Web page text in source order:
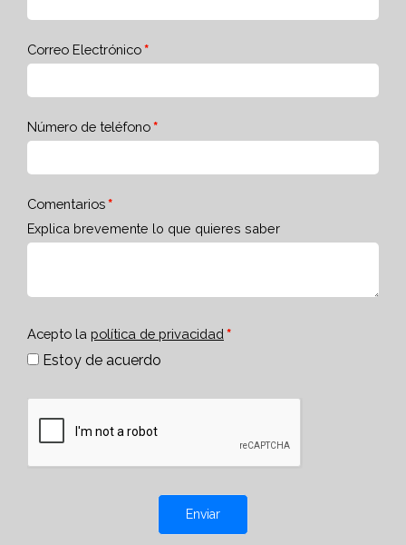
Correo Electrónico
Número de teléfono
Comentarios
Explica brevemente lo que quieres saber
Acepto la política de privacidad
Estoy de acuerdo
Enviar